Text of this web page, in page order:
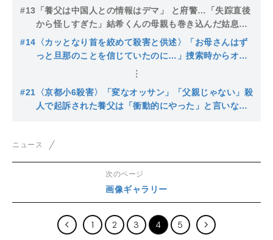
ートナーだけを気遣う養父の姿に近隣は違和感「結希
くんはポツンと…」【京都小６死体遺棄】
#13 「養父は中国人との情報はデマ」 と府警…「失踪直後
から怪しすぎた」結希くんの母親も巻き込んだ姑息す
ぎる養父の偽装工作と“BBQポップコーン事件”【京都
小６遺棄】
#14 〈カッとなり首を絞めて殺害と供述〉「お母さんはず
っと旦那のことを信じていたのに…」捜索時からオド
オドしていた養父は中学時代は優等生→高校ではサッ
#21 〈京都小6殺害〉「変なオッサン」「父親じゃない」殺
人で起訴された養父は「衝動的にやった」と言いなが
ニュース
次のページ
画像ギャラリー
1 2 3 4 5